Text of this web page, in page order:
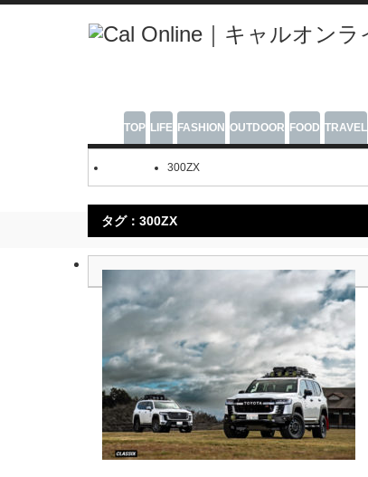
TOP LIFE FASHION OUTDOOR FOOD TRAVEL
300ZX
タグ：300ZX